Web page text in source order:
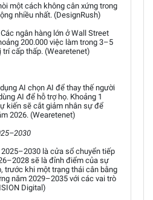
một cách không cân xứng trong
nhiều nhất. (DesignRush)
ngân hàng lớn ở Wall Street
200.000 việc làm trong 3–5
cấp thấp. (Wearetenet)
AI chọn AI để thay thế người
AI để hỗ trợ họ. Khoảng 1
kiến sẽ cắt giảm nhân sự để
2026. (Wearetenet)
là cửa sổ chuyển tiếp
sẽ là đỉnh điểm của sự
trước khi một trạng thái cân bằng
năm 2029–2035 với các vai trò
Digital)